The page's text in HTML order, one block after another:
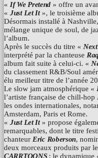
« If We Pretend » offre un
« Just Let It», le troisième
Désormais installé à Nashville,
mélange unique de soul, de
l’album.
Après le succès du titre «
interprété par la chanteuse
album fait suite à celui-ci. «
du classement R&B/Soul
élu meilleur titre de l’année
Le slow jam atmosphérique «
l’artiste française de chill-hop
les ondes internationales,
Amsterdam, Paris et Rome.
« Just Let It» propose
remarquables, dont le titre
chanteur Eric Roberson,
deux morceaux produits par
CARRTOONS: le dynamique